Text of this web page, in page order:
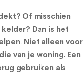
Of misschien
Dan is het
Niet alleen voor
van je woning. Een
gebruiken als